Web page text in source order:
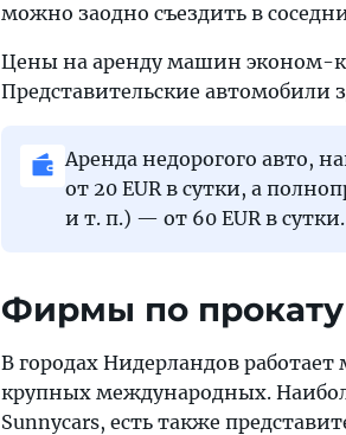
можно заодно съездить в
Цены на аренду машин эконом-
Представительские автомобили
Аренда недорогого авто,
от 20 EUR в сутки, а
и т. п.) — от 60 EUR в сутки.
Фирмы по
В городах Нидерландов
крупных международных.
Sunnycars, есть также